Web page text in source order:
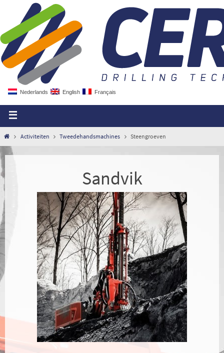
Nederlands English Français
Activiteiten Tweedehandsmachines Steengroeven
Sandvik